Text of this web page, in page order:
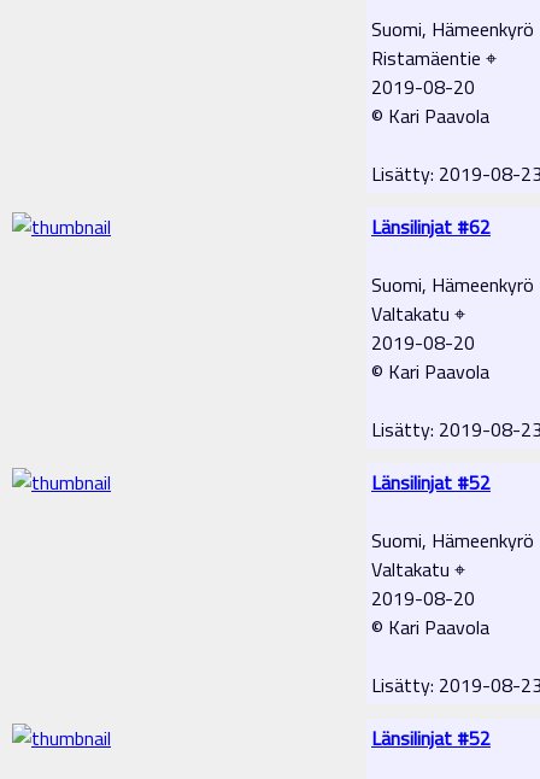
Suomi, Hämeenkyrö
Ristamäentie ⌖
2019-08-20
© Kari Paavola
Lisätty: 2019-08-
Länsilinjat #62
Suomi, Hämeenkyrö
Valtakatu ⌖
2019-08-20
© Kari Paavola
Lisätty: 2019-08-
Länsilinjat #52
Suomi, Hämeenkyrö
Valtakatu ⌖
2019-08-20
© Kari Paavola
Lisätty: 2019-08-
Länsilinjat #52